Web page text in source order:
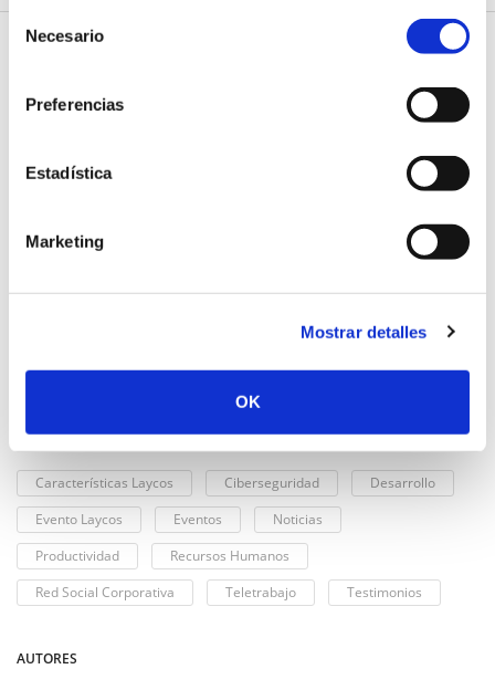
We work with
who may receive and
Selección
Necesario
Preferencias
Estadística
Marketing
Mostrar detalles
OK
¿Necesitas implantar un Buzón de Denuncias en
noviembre 02, 2023
Un pequeño paso con Laycos®, un gran salto
hacia la soberanía digital
Laycos® en #CNIS2023: Soberanía Digital y
septiembre 15, 2023
CATEGORÍAS
Características Laycos Ciberseguridad
Desarrollo
Evento Laycos
Eventos
Noticias
Productividad
Recursos Humanos
Red Social Corporativa
Teletrabajo Testimonios
AUTORES